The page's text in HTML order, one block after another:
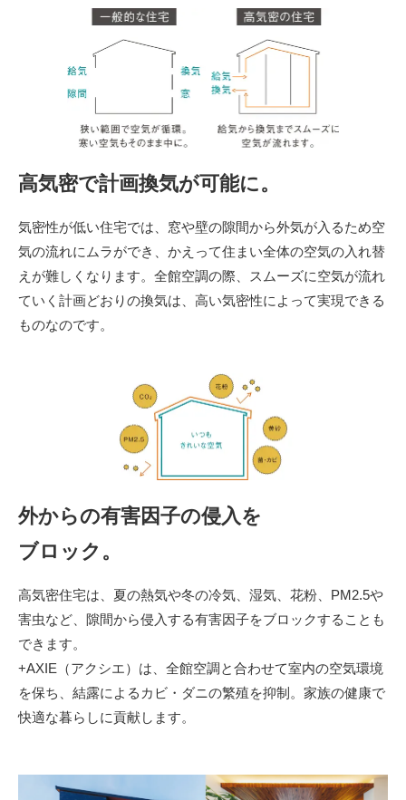
高気密で計画換気が可能に。
気密性が低い住宅では、窓や壁の隙間から外気が入るため空
気の流れにムラができ、かえって住まい全体の空気の入れ替
えが難しくなります。全館空調の際、スムーズに空気が流れ
ていく計画どおりの換気は、高い気密性によって実現できる
ものなのです。
外からの有害因子の侵入を
ブロック。
高気密住宅は、夏の熱気や冬の冷気、湿気、花粉、PM2.5や
害虫など、隙間から侵入する有害因子をブロックすることも
できます。
+AXIE（アクシエ）は、全館空調と合わせて室内の空気環境
を保ち、結露によるカビ・ダニの繁殖を抑制。家族の健康で
快適な暮らしに貢献します。